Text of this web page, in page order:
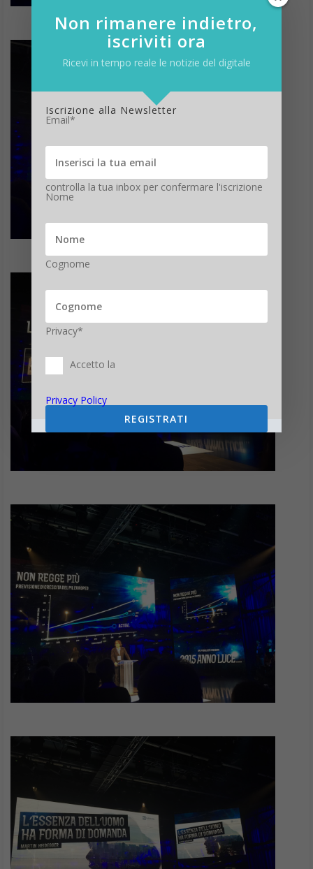
Non rimanere indietro,
iscriviti ora
Ricevi in tempo reale le notizie del digitale
Iscrizione alla Newsletter
Email*
controlla la tua inbox per confermare l'iscrizione
Nome
Cognome
Privacy*
Accetto la
Privacy Policy
REGISTRATI